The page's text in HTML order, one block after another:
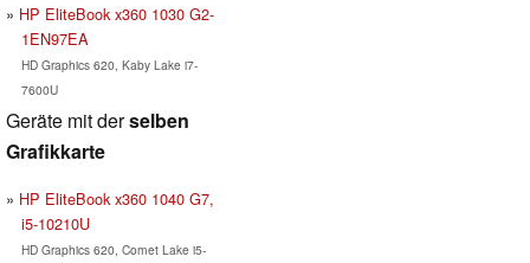
HP EliteBook x360 1030 G2-
1EN97EA
HD Graphics 620, Kaby Lake i7-
7600U
Geräte mit derselben
Grafikkarte
HP EliteBook x360 1040 G7,
i5-10210U
HD Graphics 620, Comet Lake i5-